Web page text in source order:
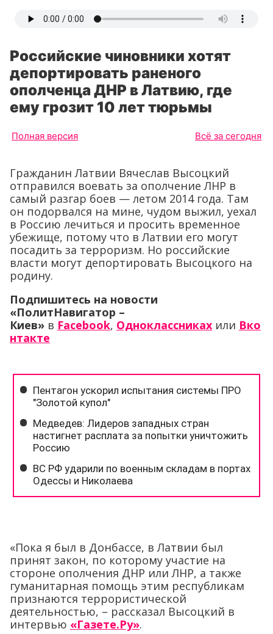
Российские чиновники хотят
депортировать раненого
ополченца ДНР в Латвию, где
ему грозит 10 лет тюрьмы
Полная версия Всё за сегодня
Гражданин Латвии Вячеслав Высоцкий
отправился воевать за ополчение ЛНР в
самый разгар боев — летом 2014 года. Там
он подорвался на мине, чудом выжил, уехал
в Россию лечиться и просить временное
убежище, потому что в Латвии его могут
посадить за терроризм. Но российские
власти могут депортировать Высоцкого на
родину.
Подпишитесь на новости
«ПолитНавигатор –
Киев» в Facebook, Одноклассниках или Вко
нтакте
«Пока я был в Донбассе, в Латвии был
принят закон, по которому участие на
стороне ополчения ДНР или ЛНР, а также
гуманитарная помощь этим республикам
признаются террористической
деятельностью, – рассказал Высоцкий в
интервью «Газете.Ру».